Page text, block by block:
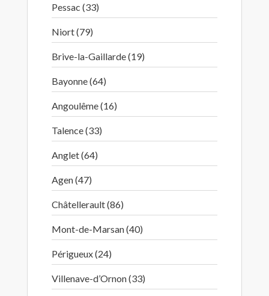
Pessac (33)
Niort (79)
Brive-la-Gaillarde (19)
Bayonne (64)
Angoulême (16)
Talence (33)
Anglet (64)
Agen (47)
Châtellerault (86)
Mont-de-Marsan (40)
Périgueux (24)
Villenave-d’Ornon (33)